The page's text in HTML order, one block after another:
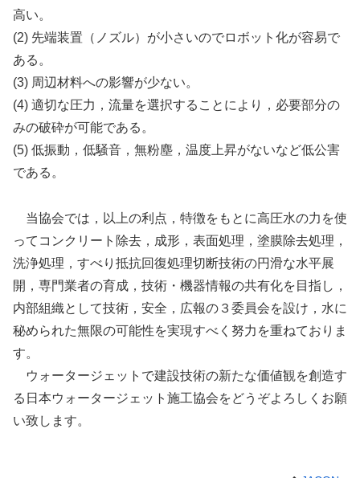
高い。
(2) 先端装置（ノズル）が小さいのでロボット化が容易で
ある。
(3) 周辺材料への影響が少ない。
(4) 適切な圧力，流量を選択することにより，必要部分の
みの破砕が可能である。
(5) 低振動，低騒音，無粉塵，温度上昇がないなど低公害
である。
当協会では，以上の利点，特徴をもとに高圧水の力を使
ってコンクリート除去，成形，表面処理，塗膜除去処理，
洗浄処理，すべり抵抗回復処理切断技術の円滑な水平展
開，専門業者の育成，技術・機器情報の共有化を目指し，
内部組織として技術，安全，広報の３委員会を設け，水に
秘められた無限の可能性を実現すべく努力を重ねておりま
す。
ウォータージェットで建設技術の新たな価値観を創造す
る日本ウォータージェット施工協会をどうぞよろしくお願
い致します。